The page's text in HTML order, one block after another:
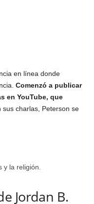
en línea donde
Comenzó a publicar
en YouTube, que
sus charlas, Peterson se
y la religión.
Jordan B.